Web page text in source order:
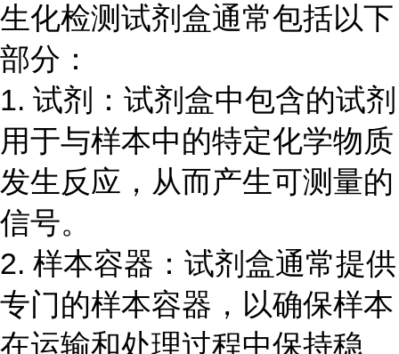
生化检测试剂盒通常包括以下
部分：
1. 试剂：试剂盒中包含的试剂
用于与样本中的特定化学物质
发生反应，从而产生可测量的
信号。
2. 样本容器：试剂盒通常提供
专门的样本容器，以确保样本
在运输和处理过程中保持稳